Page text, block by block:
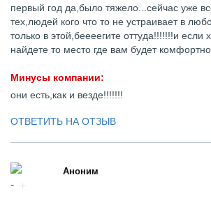
первый год да,было тяжело...сейчас уже
тех,людей кого что то не устраивает в
только в этой,беееегите оттуда!!!!!!!и если
найдете то место где вам будет
Минусы компании:
они есть,как и везде!!!!!!!
ОТВЕТИТЬ НА ОТЗЫВ
Аноним